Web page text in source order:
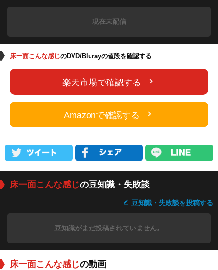
現在未配信
床一面こんな感じのDVD/Blurayの値段を確認する
楽天市場で確認する
Amazonで確認する
床一面こんな感じの豆知識・失敗談
豆知識・失敗談を投稿する
豆知識がまだ投稿されていません。
床一面こんな感じの動画